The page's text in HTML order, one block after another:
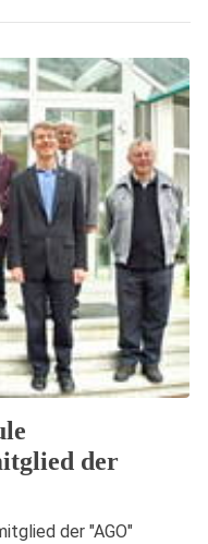
der
der "AGO"